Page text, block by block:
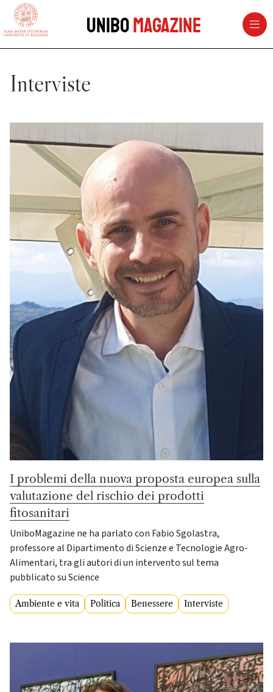
vai al contenuto della pagina
UniboMagazine
Interviste
I problemi della nuova proposta europea sulla
valutazione del rischio dei prodotti
fitosanitari
UniboMagazine ne ha parlato con Fabio Sgolastra,
professore al Dipartimento di Scienze e Tecnologie Agro-
Alimentari, tra gli autori di un intervento sul tema
pubblicato su Science
Ambiente e vita Politica Benessere Interviste